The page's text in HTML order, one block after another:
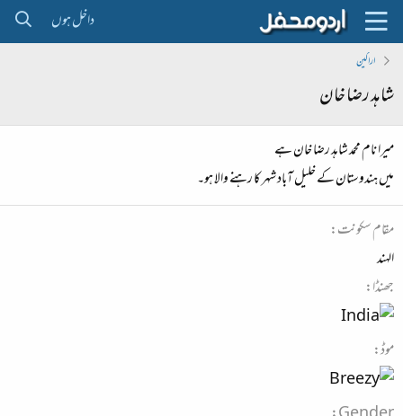
داخل ہوں
اراکین
شاہد رضا خان
میرا نام محمد شاہد رضا خان ہے
میں ہندوستان کے خلیل آباد شہر کا رہنے والا ہو۔
مقام سکونت
الہند
جھنڈا
موڈ